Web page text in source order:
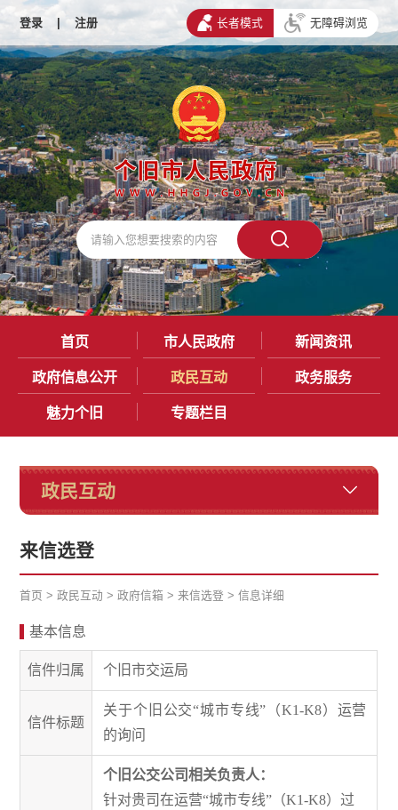
登录 | 注册 长者模式 无障碍浏览
首页 市人民政府 新闻资讯
政府信息公开 政民互动 政务服务
魅力个旧 专题栏目
政民互动
来信选登
首页 >政民互动 >政府信箱 >来信选登 >信息详细
基本信息
信件归属 个旧市交运局
信件标题
关于个旧公交“城市专线”（K1-K8）运营
的询问
个旧公交公司相关负责人：
针对贵司在运营“城市专线”（K1-K8）过